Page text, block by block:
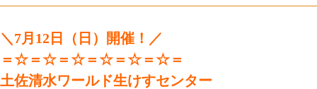
＼7月12日（日）開催！／
＝☆＝☆＝☆＝☆＝☆＝☆＝
土佐清水ワールド生けすセンター